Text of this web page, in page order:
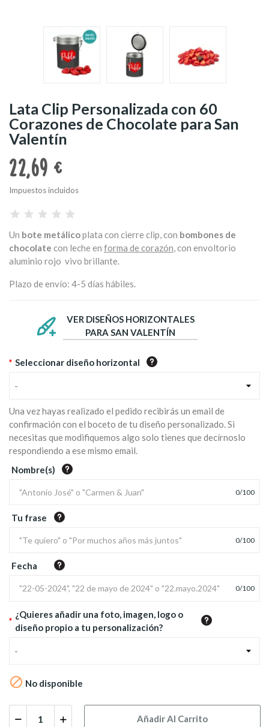
Lata Clip Personalizada con 60
Corazones de Chocolate para San
Valentín
22,69 €
Impuestos incluidos
Un bote metálicoplata con cierre clip, con bombones de
chocolate con leche en forma de corazón, con envoltorio
aluminio rojo vivo brillante.
Plazo de envío: 4-5 días hábiles.
VER DISEÑOS HORIZONTALES
PARA SAN VALENTÍN
* Seleccionar diseño horizontal
-
Una vez hayas realizado el pedido recibirás un email de
confirmación con el boceto de tu diseño personalizado. Si
necesitas que modifiquemos algo solo tienes que decírnoslo
respondiendo a ese mismo email.
Nombre(s)
0/100
Tu frase
0/100
Fecha
0/100
*
¿Quieres añadir una foto, imagen, logo o
diseño propio a tu personalización?
-
 No disponible
Añadir Al Carrito